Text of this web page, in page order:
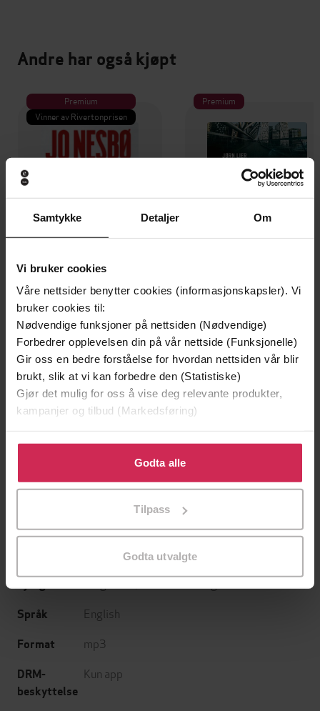
Samtykke Detaljer Om
Vi bruker cookies
Våre nettsider benytter cookies (informasjonskapsler). Vi
bruker cookies til:
Nødvendige funksjoner på nettsiden (Nødvendige)
Forbedrer opplevelsen din på vår nettside (Funksjonelle)
Gir oss en bedre forståelse for hvordan nettsiden vår blir
brukt, slik at vi kan forbedre den (Statistiske)
Gjør det mulig for oss å vise deg relevante produkter,
kampanjer og tilbud (Markedsføring)
Klikk på «Godta alle» for å gi oss ditt samtykke til å
bruke cookies for alle disse formålene. Du kan også
tilpasse ditt samtykke til spesifikke formål ved å klikke
Godta alle
Tilpass
Godta utvalgte
Andre har også kjøpt
Premium
Vinner av Rivertonprisen
199,-
Minnesota
Jo Nesbø
EBOK
Premium
349,-
Utskudd
Jørn Lier Horst
Forfattere Mark Logue(forfatter),Peter Conradi
(forfatter),Nick Underwood
Forlag Quercus
Biografier,Dokumentar og fakta
Språk English
Format mp3
DRM-
beskyttelse
Kun app